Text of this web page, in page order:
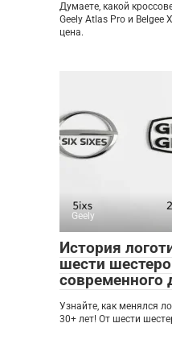
Думаете, какой
Geely Atlas Pro и Belgee
цена.
Geely
История
шести
современного
Узнайте, как менялся
30+ лет! От шести